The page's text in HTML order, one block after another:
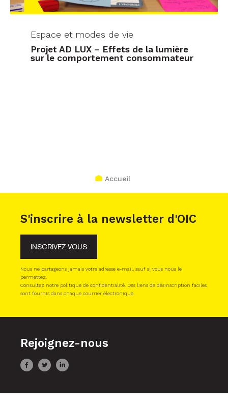
Espace et modes de vie
Projet AD LUX – Effets de la lumière
sur le comportement consommateur
Accueil
S'inscrire à la newsletter d'OIC
INSCRIVEZ-VOUS
Nous ne partageons jamais votre adresse e-mail, sauf si vous nous le
permettez.
Consultez notre politique de confidentialité. Des liens de désinscription faciles
sont fournis dans chaque courrier électronique.
Rejoignez-nous